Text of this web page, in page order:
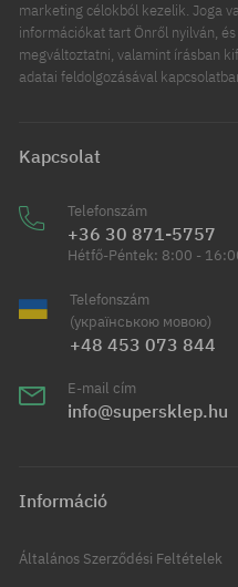
marketing célokból kezelik. Joga
információkat tart Önről nyilván,
megváltoztatni, valamint írásban
adatai feldolgozásával
Kapcsolat
Telefonszám
+36 30 871-5757
Hétfő-Péntek: 8:00 -
Telefonszám
(українською мовою)
+48 453 073 844
E-mail cím
info@supersklep.hu
Információ
Általános Szerződési Feltételek